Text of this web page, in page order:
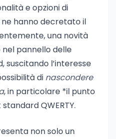
e opzioni di
hanno decretato il
una novità
pannello delle
suscitando l’interesse
di nascondere
, in particolare *il punto
QWERTY.
non solo un